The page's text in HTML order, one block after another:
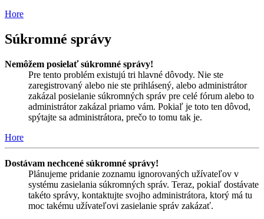
Hore
Súkromné správy
Nemôžem posielať súkromné správy!
Pre tento problém existujú tri hlavné dôvody. Nie ste
zaregistrovaný alebo nie ste prihlásený, alebo administrátor
zakázal posielanie súkromných správ pre celé fórum alebo to
administrátor zakázal priamo vám. Pokiaľ je toto ten dôvod,
spýtajte sa administrátora, prečo to tomu tak je.
Hore
Dostávam nechcené súkromné správy!
Plánujeme pridanie zoznamu ignorovaných užívateľov v
systému zasielania súkromných správ. Teraz, pokiaľ dostávate
takéto správy, kontaktujte svojho administrátora, ktorý má tu
moc takému užívateľovi zasielanie správ zakázať.